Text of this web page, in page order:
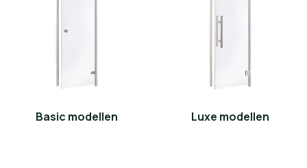
Basic modellen Luxe modellen